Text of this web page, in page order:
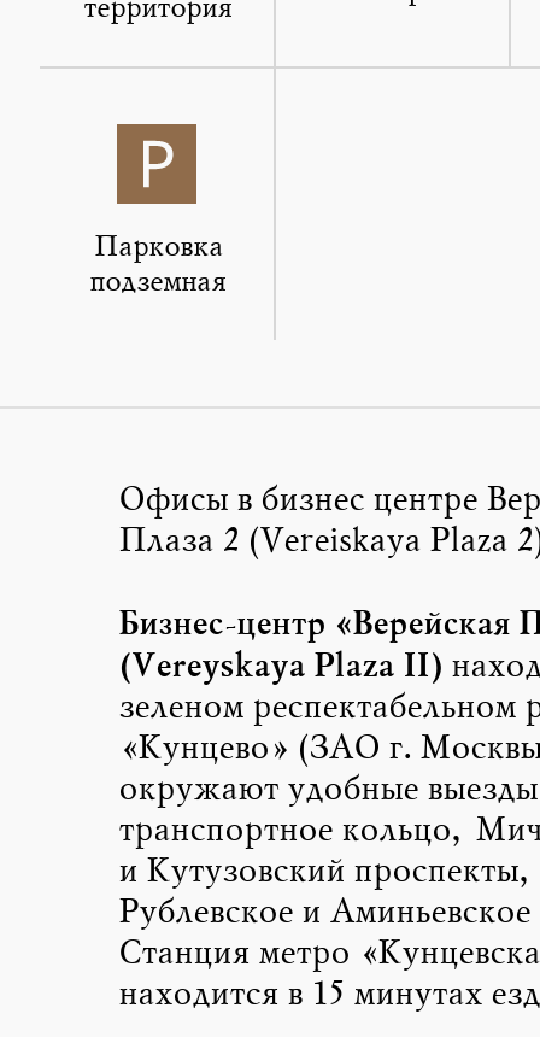
территория
Парковка
подземная
Офисы в бизнес центре
Плаза 2 (Vereiskaya Plaza
Бизнес-центр «Верейская
(Vereyskaya Plaza II)
зеленом респектабельном
«Кунцево» (ЗАО г.
окружают удобные выезды
транспортное кольцо,
и Кутузовский проспекты,
Рублевское и Аминьевское
Станция метро
находится в 15 минутах